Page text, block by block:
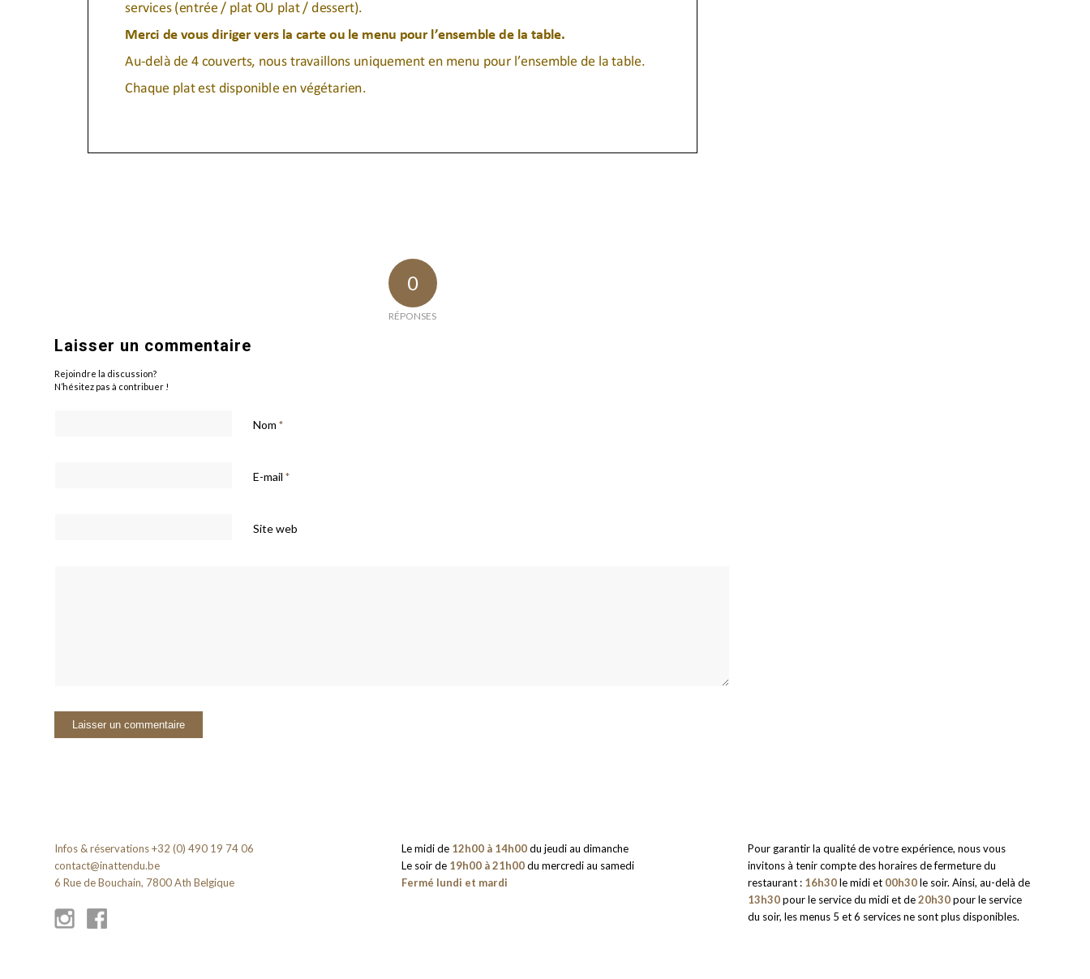
0
RÉPONSES
Laisser un commentaire
Rejoindre la discussion?
N’hésitez pas à contribuer !
Nom *
E-mail *
Site web
Infos & réservations +32 (0) 490 19 74 06
contact@inattendu.be
6 Rue de Bouchain, 7800 Ath Belgique
Le midi de 12h00 à 14h00du jeudi au dimanche
Le soir de 19h00 à 21h00du mercredi au samedi
Fermé lundi et mardi
Pour garantir la qualité de votre expérience, nous vous
invitons à tenir compte des horaires de fermeture du
restaurant : 16h30le midi et 00h30le soir. Ainsi, au-delà de
13h30pour le service du midi et de20h30pour le service
du soir, les menus 5 et 6 services ne sont plus disponibles.